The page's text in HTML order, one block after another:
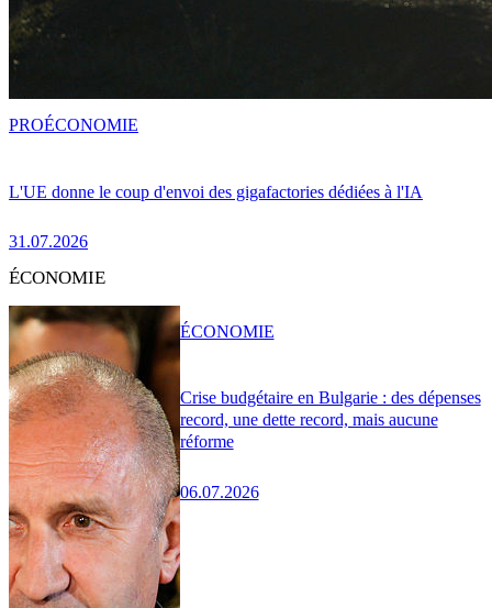
L'UE donne le coup d'envoi des gigafactories dédiées à l'IA
31.07.2026
PROÉCONOMIE
ÉCONOMIE
Crise budgétaire en Bulgarie : des dépenses
record, une dette record, mais aucune
réforme
06.07.2026
ÉCONOMIE